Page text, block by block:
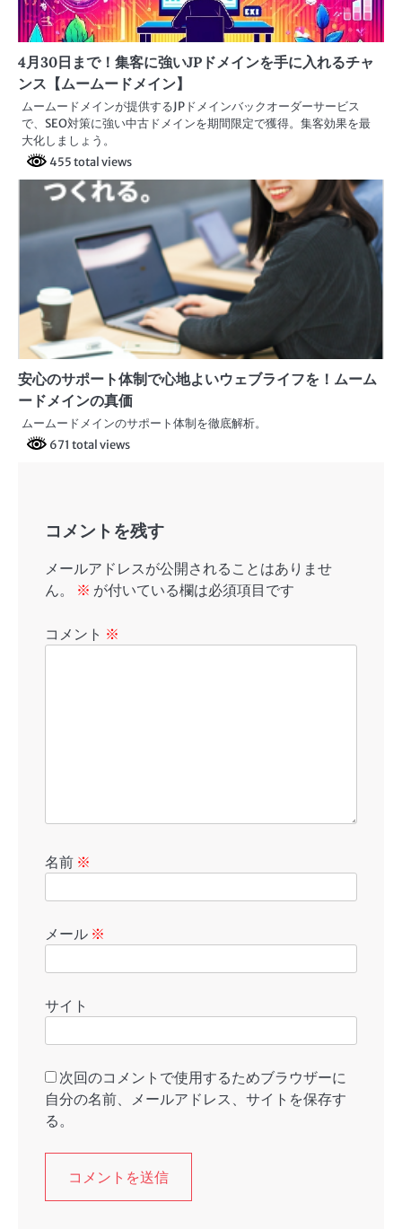
4月30日まで！集客に強いJPドメインを手に入れるチャ
ンス【ムームードメイン】
ムームードメインが提供するJPドメインバックオーダーサービス
で、SEO対策に強い中古ドメインを期間限定で獲得。集客効果を最
大化しましょう。
455 total views
安心のサポート体制で心地よいウェブライフを！ムーム
ードメインの真価
ムームードメインのサポート体制を徹底解析。
671 total views
コメントを残す
メールアドレスが公開されることはありませ
ん。
※ が付いている欄は必須項目です
コメント ※
名前 ※
メール ※
サイト
次回のコメントで使用するためブラウザーに
自分の名前、メールアドレス、サイトを保存す
る。